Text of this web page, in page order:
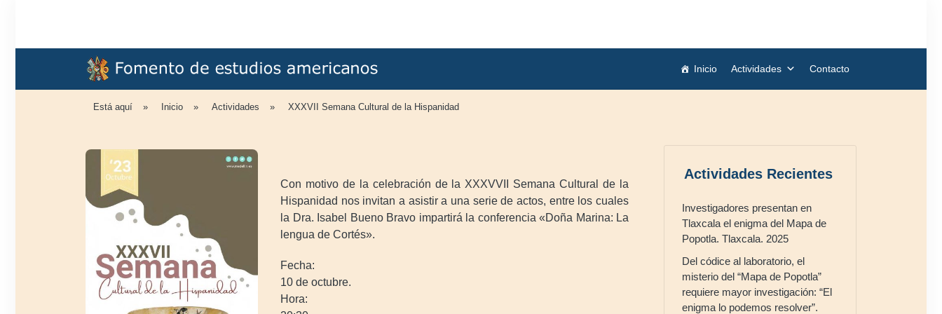
Inicio Actividades Contacto
Está aquí » Inicio » Actividades » XXXVII Semana Cultural de la Hispanidad
Con motivo de la celebración de la XXXVVII Semana Cultural de la
Hispanidad nos invitan a asistir a una serie de actos, entre los cuales
la Dra. Isabel Bueno Bravo impartirá la conferencia «Doña Marina: La
lengua de Cortés».
Fecha:
10 de octubre.
Hora:
Actividades Recientes
Investigadores presentan en
Tlaxcala el enigma del Mapa de
Popotla. Tlaxcala. 2025
Del códice al laboratorio, el
misterio del “Mapa de Popotla”
requiere mayor investigación: “El
enigma lo podemos resolver”.